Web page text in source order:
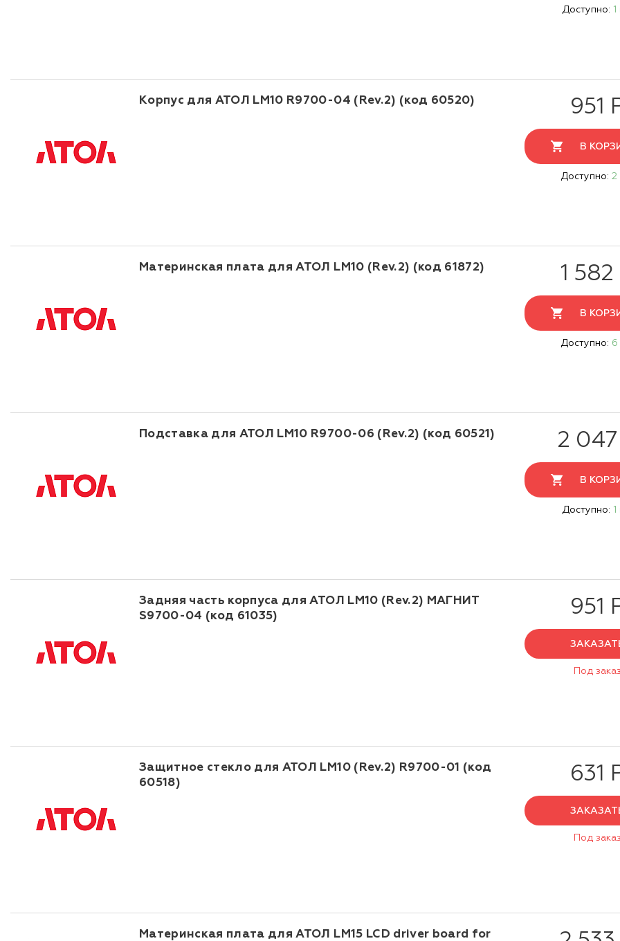
Доступно: 1
Корпус для АТОЛ LM10 R9700-04 (Rev.2) (код 60520) 951
В
Доступно: 2
Материнская плата для АТОЛ LM10 (Rev.2) (код 61872) 1 582
В
Доступно: 6
Подставка для АТОЛ LM10 R9700-06 (Rev.2) (код 60521) 2
В
Доступно: 1
Задняя часть корпуса для АТОЛ LM10 (Rev.2) МАГНИТ
S9700-04 (код 61035)
951
Под заказ
Защитное стекло для АТОЛ LM10 (Rev.2) R9700-01 (код
60518)
631
Под заказ
Материнская плата для АТОЛ LM15 LCD driver board for